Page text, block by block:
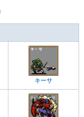
キーサ